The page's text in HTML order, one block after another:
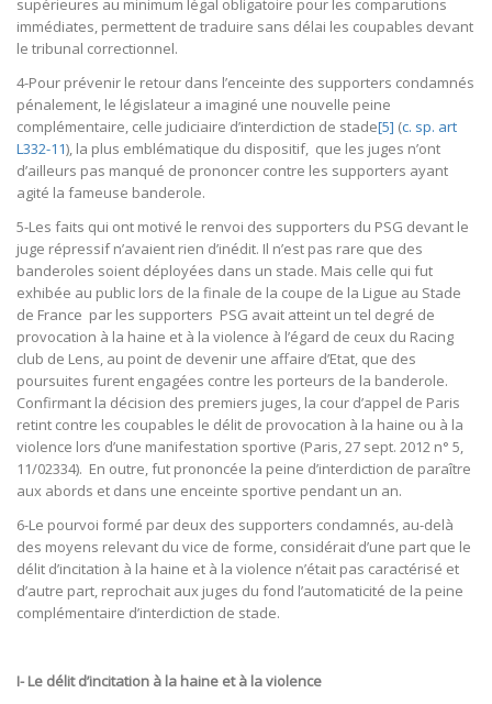
supérieures au minimum légal obligatoire pour les comparutions
immédiates, permettent de traduire sans délai les coupables devant
le tribunal correctionnel.
4-Pour prévenir le retour dans l’enceinte des supporters condamnés
pénalement, le législateur a imaginé une nouvelle peine
complémentaire, celle judiciaire d’interdiction de stade[5] (c. sp. art
L332-11), la plus emblématique du dispositif, que les juges n’ont
d’ailleurs pas manqué de prononcer contre les supporters ayant
agité la fameuse banderole.
5-Les faits qui ont motivé le renvoi des supporters du PSG devant le
juge répressif n’avaient rien d’inédit. Il n’est pas rare que des
banderoles soient déployées dans un stade. Mais celle qui fut
exhibée au public lors de la finale de la coupe de la Ligue au Stade
de France par les supporters PSG avait atteint un tel degré de
provocation à la haine et à la violence à l’égard de ceux du Racing
club de Lens, au point de devenir une affaire d’Etat, que des
poursuites furent engagées contre les porteurs de la banderole.
Confirmant la décision des premiers juges, la cour d’appel de Paris
retint contre les coupables le délit de provocation à la haine ou à la
violence lors d’une manifestation sportive (Paris, 27 sept. 2012 n° 5,
11/02334). En outre, fut prononcée la peine d’interdiction de paraître
aux abords et dans une enceinte sportive pendant un an.
6-Le pourvoi formé par deux des supporters condamnés, au-delà
des moyens relevant du vice de forme, considérait d’une part que le
délit d’incitation à la haine et à la violence n’était pas caractérisé et
d’autre part, reprochait aux juges du fond l’automaticité de la peine
complémentaire d’interdiction de stade.
I- Le délit d’incitation à la haine et à la violence